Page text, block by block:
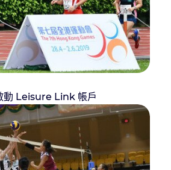
動 Leisure Link 帳戶